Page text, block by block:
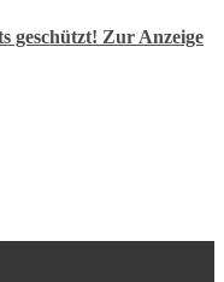
geschützt! Zur Anzeige